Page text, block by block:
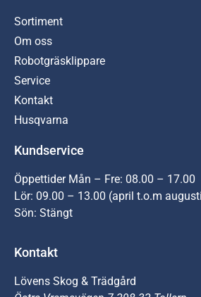
Sortiment
Om oss
Robotgräsklippare
Service
Kontakt
Husqvarna
Kundservice
Öppettider Mån – Fre: 08.00 – 17.00
Lör: 09.00 – 13.00 (april t.o.m
Sön: Stängt
Kontakt
Lövens Skog & Trädgård